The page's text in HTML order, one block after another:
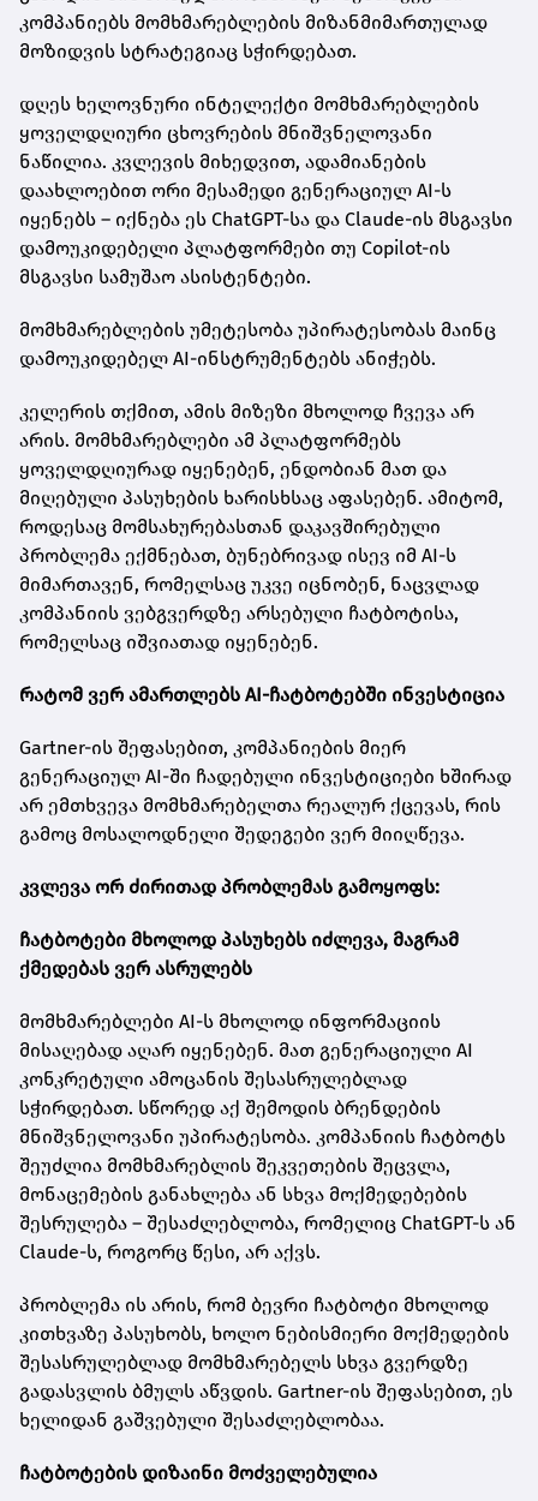
კომპანიებს მომხმარებლების მიზანმიმართულად
მოზიდვის სტრატეგიაც სჭირდებათ.
დღეს ხელოვნური ინტელექტი მომხმარებლების
ყოველდღიური ცხოვრების მნიშვნელოვანი
ნაწილია. კვლევის მიხედვით, ადამიანების
დაახლოებით ორი მესამედი გენერაციულ AI-ს
იყენებს – იქნება ეს ChatGPT-სა და Claude-ის მსგავსი
დამოუკიდებელი პლატფორმები თუ Copilot-ის
მსგავსი სამუშაო ასისტენტები.
მომხმარებლების უმეტესობა უპირატესობას მაინც
დამოუკიდებელ AI-ინსტრუმენტებს ანიჭებს.
კელერის თქმით, ამის მიზეზი მხოლოდ ჩვევა არ
არის. მომხმარებლები ამ პლატფორმებს
ყოველდღიურად იყენებენ, ენდობიან მათ და
მიღებული პასუხების ხარისხსაც აფასებენ. ამიტომ,
როდესაც მომსახურებასთან დაკავშირებული
პრობლემა ექმნებათ, ბუნებრივად ისევ იმ AI-ს
მიმართავენ, რომელსაც უკვე იცნობენ, ნაცვლად
კომპანიის ვებგვერდზე არსებული ჩატბოტისა,
რომელსაც იშვიათად იყენებენ.
რატომ ვერ ამართლებს AI-ჩატბოტებში ინვესტიცია
Gartner-ის შეფასებით, კომპანიების მიერ
გენერაციულ AI-ში ჩადებული ინვესტიციები ხშირად
არ ემთხვევა მომხმარებელთა რეალურ ქცევას, რის
გამოც მოსალოდნელი შედეგები ვერ მიიღწევა.
კვლევა ორ ძირითად პრობლემას გამოყოფს:
ჩატბოტები მხოლოდ პასუხებს იძლევა, მაგრამ
ქმედებას ვერ ასრულებს
მომხმარებლები AI-ს მხოლოდ ინფორმაციის
მისაღებად აღარ იყენებენ. მათ გენერაციული AI
კონკრეტული ამოცანის შესასრულებლად
სჭირდებათ. სწორედ აქ შემოდის ბრენდების
მნიშვნელოვანი უპირატესობა. კომპანიის ჩატბოტს
შეუძლია მომხმარებლის შეკვეთების შეცვლა,
მონაცემების განახლება ან სხვა მოქმედებების
შესრულება – შესაძლებლობა, რომელიც ChatGPT-ს ან
Claude-ს, როგორც წესი, არ აქვს.
პრობლემა ის არის, რომ ბევრი ჩატბოტი მხოლოდ
კითხვაზე პასუხობს, ხოლო ნებისმიერი მოქმედების
შესასრულებლად მომხმარებელს სხვა გვერდზე
გადასვლის ბმულს აწვდის. Gartner-ის შეფასებით, ეს
ხელიდან გაშვებული შესაძლებლობაა.
ჩატბოტების დიზაინი მოძველებულია